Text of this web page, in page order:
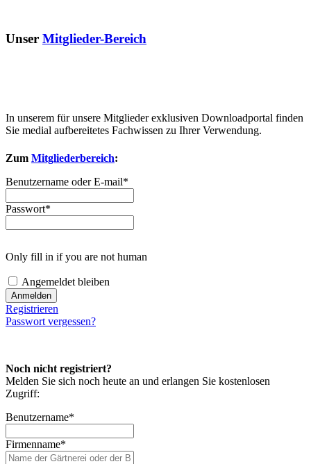
Unser Mitglieder-Bereich
In unserem für unsere Mitglieder exklusiven Downloadportal finden
Sie medial aufbereitetes Fachwissen zu Ihrer Verwendung.
Zum Mitgliederbereich:
Benutzername oder E-mail*
Passwort*
Only fill in if you are not human
Angemeldet bleiben
Registrieren
Passwort vergessen?
Noch nicht registriert?
Melden Sie sich noch heute an und erlangen Sie kostenlosen
Zugriff:
Benutzername*
Firmenname*